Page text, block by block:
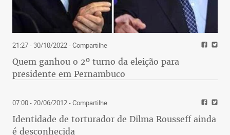
21:27 - 30/10/2022- Compartilhe
Quem ganhou o 2º turno da eleição para
presidente em Pernambuco
07:00 - 20/06/2012- Compartilhe
Identidade de torturador de Dilma Rousseff ainda
é desconhecida